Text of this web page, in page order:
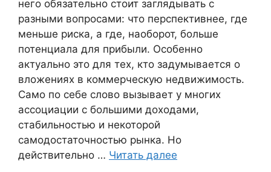
него обязательно стоит заглядывать с
разными вопросами: что перспективнее, где
меньше риска, а где, наоборот, больше
потенциала для прибыли. Особенно
актуально это для тех, кто задумывается о
вложениях в коммерческую недвижимость.
Само по себе слово вызывает у многих
ассоциации с большими доходами,
стабильностью и некоторой
самодостаточностью рынка. Но
действительно … Читать далее